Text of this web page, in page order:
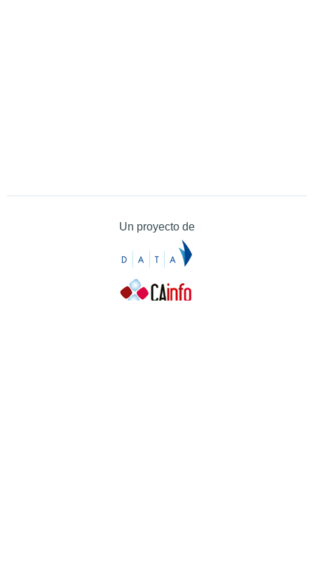
Un proyecto de